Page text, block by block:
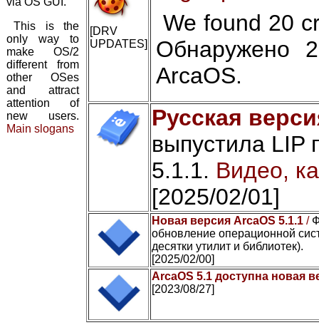
This is the
only way to
make OS/2
different from
other OSes
and attract
attention of
new users.
Main slogans
[DRV
UPDATES]
We found 20
Обнаружено
ArcaOS.
Русская
выпустила LIP
5.1.1. Видео,
[2025/02/01]
Новая версия ArcaOS 5.1.1 /
обновление операционной
десятки утилит и библиотек).
[2025/02/00]
ArcaOS 5.1 доступна новая
[2023/08/27]